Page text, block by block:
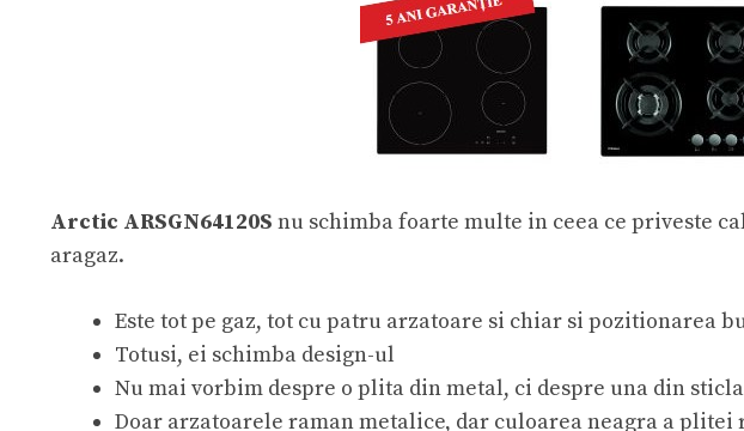
Arctic ARSGN64120S nu schimba foarte multe in ceea ce priveste
aragaz.
Este tot pe gaz, tot cu patru arzatoare si chiar si pozitionarea
Totusi, ei schimba design-ul
Nu mai vorbim despre o plita din metal, ci despre una din sticla
Doar arzatoarele raman metalice, dar culoarea neagra a